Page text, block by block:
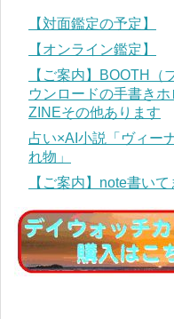
【対面鑑定の予定】
【オンライン鑑定】
【ご案内】BOOTH
ウンロードの手書きホ
ZINEその他あります
占い×AI小説「ヴィー
れ物」
【ご案内】note書いて